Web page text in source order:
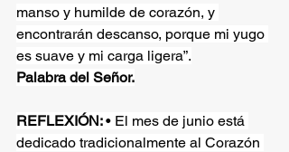
manso y humilde de corazón, y
encontrarán descanso, porque mi yugo
es suave y mi carga ligera”.
Palabra del Señor.
REFLEXIÓN: • El mes de junio está
dedicado tradicionalmente al Corazón